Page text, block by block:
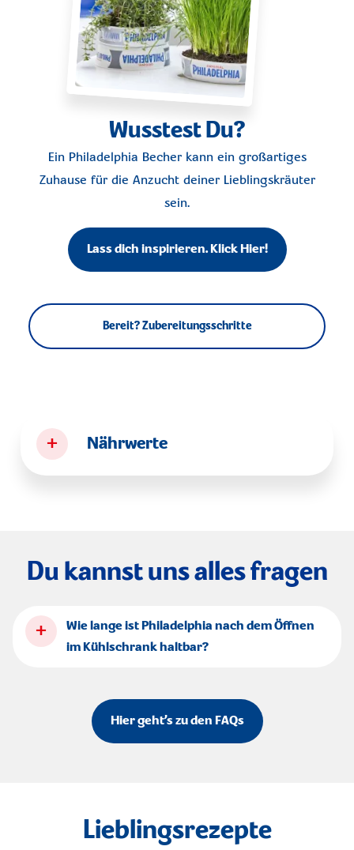
Wusstest Du?
Ein Philadelphia Becher kann ein großartiges
Zuhause für die Anzucht deiner Lieblingskräuter
sein.
Lass dich inspirieren. Klick Hier!
Bereit? Zubereitungsschritte
+ Nährwerte
Du kannst uns alles fragen
+
Wie lange ist Philadelphia nach dem Öffnen
im Kühlschrank haltbar?
Hier geht’s zu den FAQs
Lieblingsrezepte